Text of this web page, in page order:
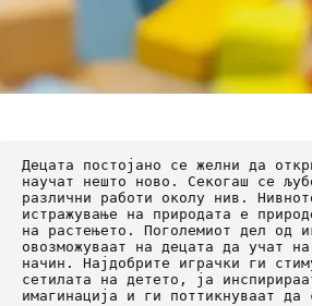
Децата постојано се желни да
научат нешто ново. Секогаш се
различни работи околу нив.
истражување на природата е
на растењето. Поголемиот дел од
овозможуваат на децата да учат на
начин. Најдобрите играчки ги
сетилата на детето, ја
имагинација и ги поттикнуваат да